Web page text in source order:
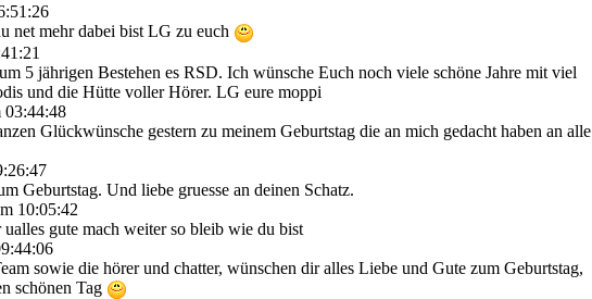
net mehr dabei bist LG zu euch
5 jährigen Bestehen es RSD. Ich wünsche Euch noch viele schöne Jahre mit viel
und die Hütte voller Hörer. LG eure moppi
03:44:48
Glückwünsche gestern zu meinem Geburtstag die an mich gedacht haben an alle
Geburtstag. Und liebe gruesse an deinen Schatz.
10:05:42
gute mach weiter so bleib wie du bist
sowie die hörer und chatter, wünschen dir alles Liebe und Gute zum Geburtstag,
schönen Tag